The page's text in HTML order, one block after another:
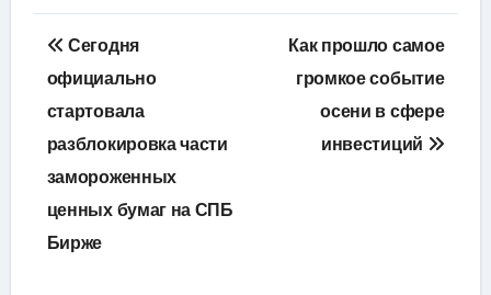
Навигация
по
записям
Сегодня
официально
стартовала
разблокировка части
замороженных
ценных бумаг на СПБ
Бирже
Как прошло самое
громкое событие
осени в сфере
инвестиций